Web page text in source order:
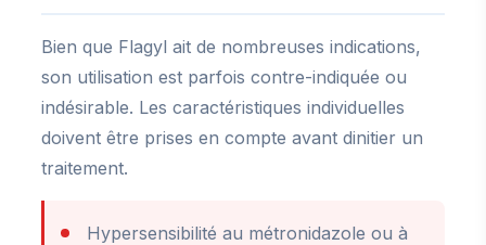
Bien que Flagyl ait de nombreuses indications,
son utilisation est parfois contre-indiquée ou
indésirable. Les caractéristiques individuelles
doivent être prises en compte avant dinitier un
traitement.
Hypersensibilité au métronidazole ou à